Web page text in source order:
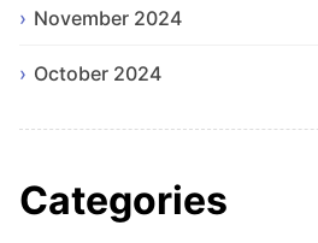
November 2024
October 2024
Categories